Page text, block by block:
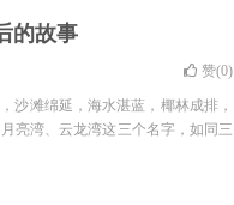
的故事
赞(0)
沙滩绵延，海水湛蓝，椰林成排，
亮湾、云龙湾这三个名字，如同三